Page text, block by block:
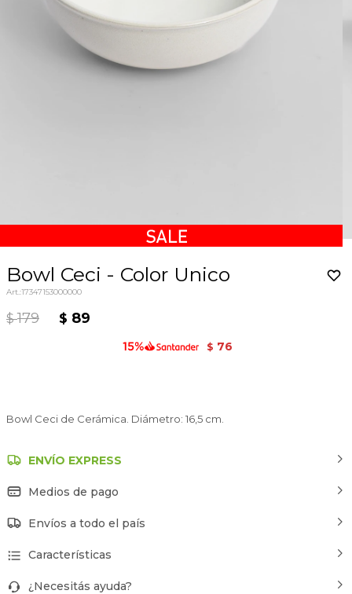
Bowl Ceci - Color Unico
17347153000000
$ 179 $ 89
$ 76
Bowl Ceci de Cerámica. Diámetro: 16,5 cm.
ENVÍO EXPRESS
Medios de pago
Envíos a todo el país
Características
¿Necesitás ayuda?